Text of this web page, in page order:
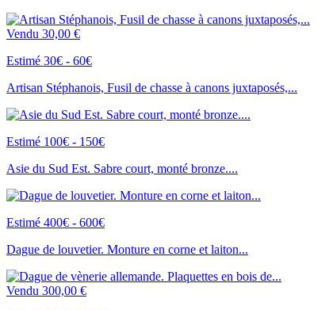
Vendu 30,00 €
Estimé 30€ - 60€
Artisan Stéphanois, Fusil de chasse à canons juxtaposés,...
Estimé 100€ - 150€
Asie du Sud Est. Sabre court, monté bronze....
Estimé 400€ - 600€
Dague de louvetier. Monture en corne et laiton...
Vendu 300,00 €